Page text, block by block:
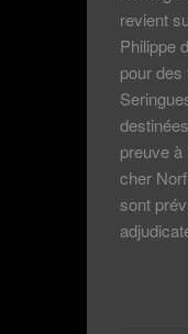
revient
Philippe
pour
preuve
cher
sont